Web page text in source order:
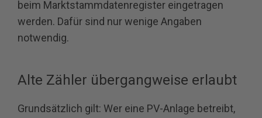
beim Marktstammdatenregister eingetragen
werden. Dafür sind nur wenige Angaben
notwendig.
Alte Zähler übergangweise erlaubt
Grundsätzlich gilt: Wer eine PV-Anlage betreibt,